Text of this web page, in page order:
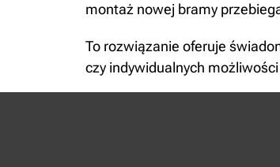
montaż nowej bramy
To rozwiązanie oferuje
czy indywidualnych